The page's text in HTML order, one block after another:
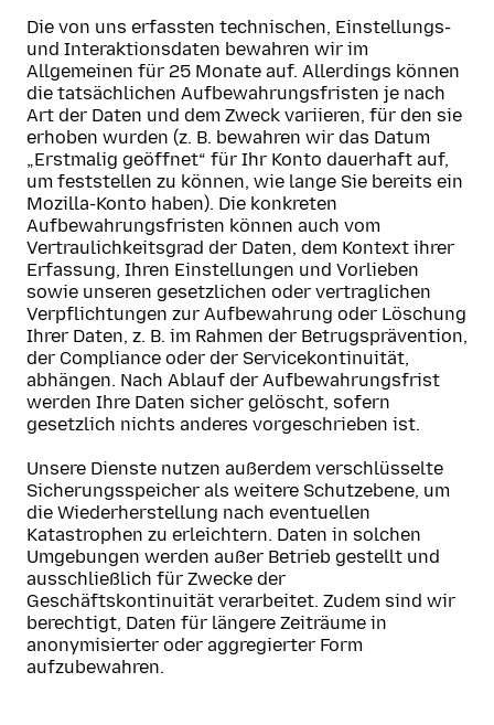
Die von uns erfassten technischen, Einstellungs-
und Interaktionsdaten bewahren wir im
Allgemeinen für 25 Monate auf. Allerdings können
die tatsächlichen Aufbewahrungsfristen je nach
Art der Daten und dem Zweck variieren, für den sie
erhoben wurden (z. B. bewahren wir das Datum
„Erstmalig geöffnet“ für Ihr Konto dauerhaft auf,
um feststellen zu können, wie lange Sie bereits ein
Mozilla-Konto haben). Die konkreten
Aufbewahrungsfristen können auch vom
Vertraulichkeitsgrad der Daten, dem Kontext ihrer
Erfassung, Ihren Einstellungen und Vorlieben
sowie unseren gesetzlichen oder vertraglichen
Verpflichtungen zur Aufbewahrung oder Löschung
Ihrer Daten, z. B. im Rahmen der Betrugsprävention,
der Compliance oder der Servicekontinuität,
abhängen. Nach Ablauf der Aufbewahrungsfrist
werden Ihre Daten sicher gelöscht, sofern
gesetzlich nichts anderes vorgeschrieben ist.
Unsere Dienste nutzen außerdem verschlüsselte
Sicherungsspeicher als weitere Schutzebene, um
die Wiederherstellung nach eventuellen
Katastrophen zu erleichtern. Daten in solchen
Umgebungen werden außer Betrieb gestellt und
ausschließlich für Zwecke der
Geschäftskontinuität verarbeitet. Zudem sind wir
berechtigt, Daten für längere Zeiträume in
anonymisierter oder aggregierter Form
aufzubewahren.